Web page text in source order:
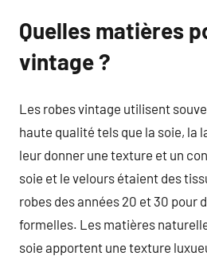
Quelles matières
vintage ?
Les robes vintage utilisent
haute qualité tels que la soie, la
leur donner une texture et un
soie et le velours étaient des
robes des années 20 et 30 pour
formelles. Les matières
soie apportent une texture